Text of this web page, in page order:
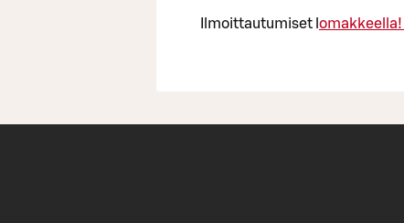
Ilmoittautumiset l omakkeella!